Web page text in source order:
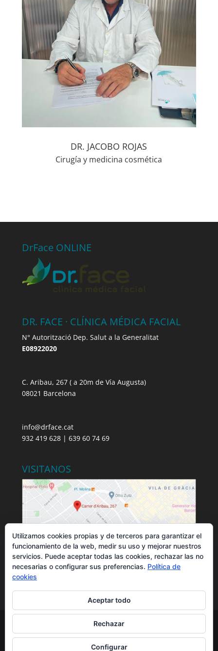
DR. JACOBO ROJAS
Cirugía y medicina cosmética
DrFace ONLINE
DR. FACE · CLÍNICA MÉDICA FACIAL
N° Autorització Dep. Salut a la Generalitat
E08922020
C. Aribau, 267 ( a 20m de Vía Augusta)
08021 Barcelona
info@drface.cat
932 419 628 | 639 60 74 69
VISITANOS
Utilizamos cookies propias y de terceros para garantizar el
funcionamiento de la web, medir su uso y mejorar nuestros
servicios. Puede aceptar todas las cookies, rechazar las no
necesarias o configurar sus preferencias. Política de
cookies
Aceptar todo
Rechazar
Configurar